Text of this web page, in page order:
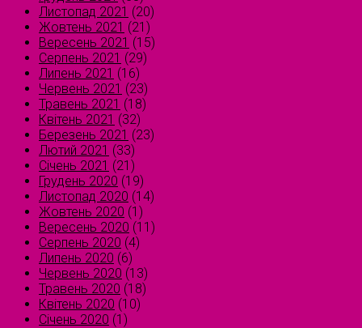
Листопад 2021 (20)
Жовтень 2021 (21)
Вересень 2021 (15)
Серпень 2021 (29)
Липень 2021 (16)
Червень 2021 (23)
Травень 2021 (18)
Квітень 2021 (32)
Березень 2021 (23)
Лютий 2021 (33)
Січень 2021 (21)
Грудень 2020 (19)
Листопад 2020 (14)
Жовтень 2020 (1)
Вересень 2020 (11)
Серпень 2020 (4)
Липень 2020 (6)
Червень 2020 (13)
Травень 2020 (18)
Квітень 2020 (10)
Січень 2020 (1)